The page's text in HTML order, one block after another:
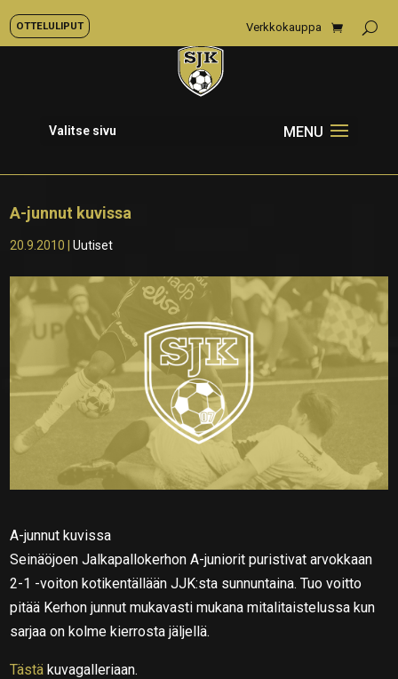
OTTELULIPUT Verkkokauppa
Valitse sivu
A-junnut kuvissa
20.9.2010 |Uutiset
A-junnut kuvissa
Seinäöjoen Jalkapallokerhon A-juniorit puristivat arvokkaan
2-1 -voiton kotikentällään JJK:sta sunnuntaina. Tuo voitto
pitää Kerhon junnut mukavasti mukana mitalitaistelussa kun
sarjaa on kolme kierrosta jäljellä.
Tästä kuvagalleriaan.